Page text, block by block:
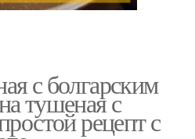
с болгарским
тушеная с
рецепт с